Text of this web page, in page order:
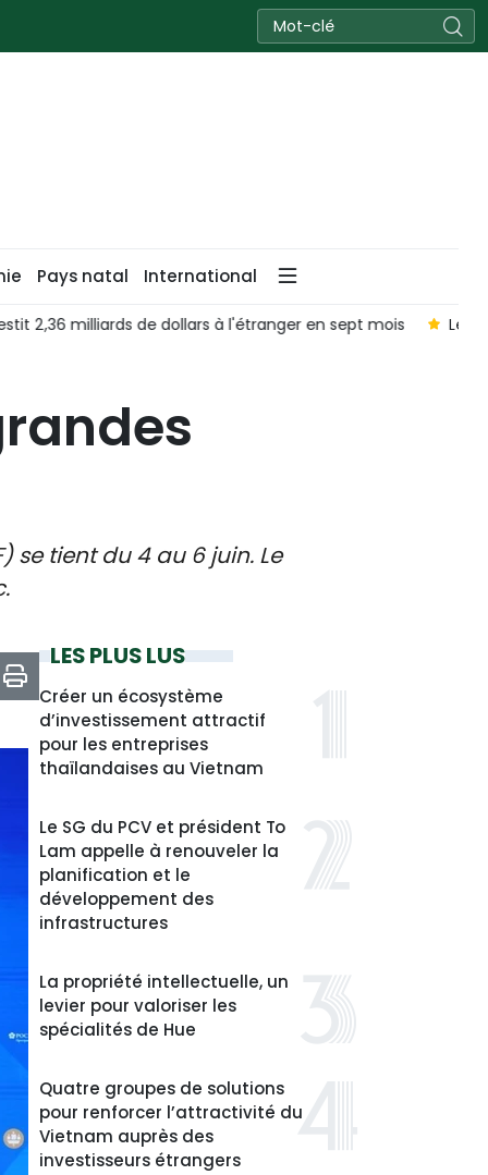
Pays natal International
milliards de dollars à l'étranger en sept mois Les
se tient du 4 au 6 juin. Le
LES PLUS LUS
Créer un écosystème
d’investissement attractif
pour les entreprises
thaïlandaises au Vietnam
Le SG du PCV et président To
Lam appelle à renouveler la
planification et le
développement des
infrastructures
La propriété intellectuelle, un
levier pour valoriser les
spécialités de Hue
Quatre groupes de solutions
pour renforcer l’attractivité du
Vietnam auprès des
investisseurs étrangers